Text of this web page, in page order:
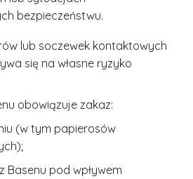
bezpieczeństwu.
lub soczewek kontaktowych
się na własne ryzyko
obowiązuje zakaz:
(w tym papierosów
Basenu pod wpływem